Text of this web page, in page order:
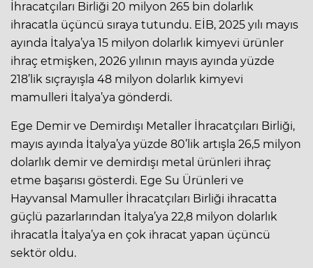
İhracatçıları Birliği 20 milyon 265 bin dolarlık
ihracatla üçüncü sıraya tutundu. EİB, 2025 yılı mayıs
ayında İtalya’ya 15 milyon dolarlık kimyevi ürünler
ihraç etmişken, 2026 yılının mayıs ayında yüzde
218’lik sıçrayışla 48 milyon dolarlık kimyevi
mamulleri İtalya’ya gönderdi.
Ege Demir ve Demirdışı Metaller İhracatçıları Birliği,
mayıs ayında İtalya’ya yüzde 80’lik artışla 26,5 milyon
dolarlık demir ve demirdışı metal ürünleri ihraç
etme başarısı gösterdi. Ege Su Ürünleri ve
Hayvansal Mamuller İhracatçıları Birliği ihracatta
güçlü pazarlarından İtalya’ya 22,8 milyon dolarlık
ihracatla İtalya’ya en çok ihracat yapan üçüncü
sektör oldu.